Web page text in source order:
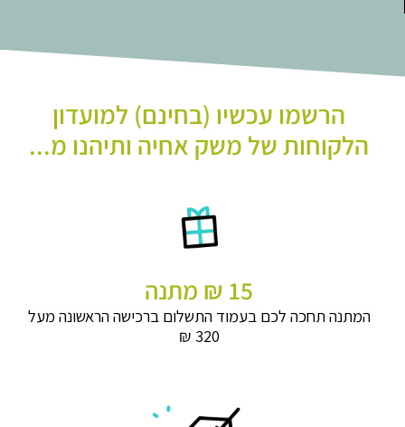
הרשמו עכשיו (בחינם) למועדון
הלקוחות של משק אחיה ותיהנו מ...
15 ₪ מתנה
המתנה תחכה לכם בעמוד התשלום ברכישה הראשונה מעל
320 ₪